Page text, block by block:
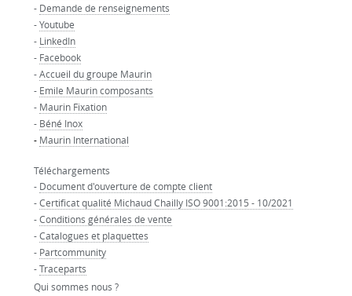
- Demande de renseignements
-Youtube
- LinkedIn
- Facebook
-Accueil du groupe Maurin
- Emile Maurin composants
- Maurin Fixation
- Béné Inox
- Maurin International
Téléchargements
- Document d'ouverture de compte client
-Certificat qualité Michaud Chailly ISO 9001:2015 - 10/2021
-Conditions générales de vente
-Catalogues et plaquettes
- Partcommunity
-Traceparts
Qui sommes nous ?